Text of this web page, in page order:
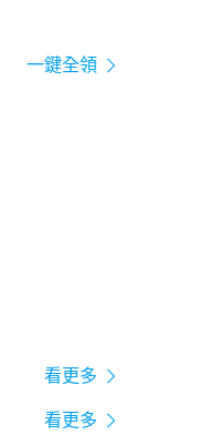
一鍵全領
看更多
看更多